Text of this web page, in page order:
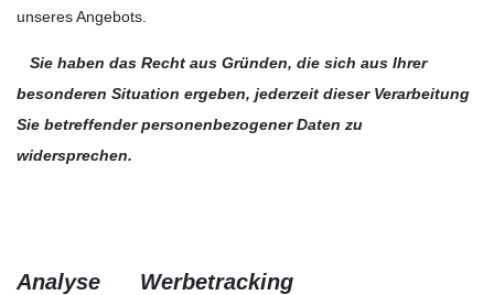
unseres Angebots.
Sie haben das Recht aus Gründen, die sich aus Ihrer
besonderen Situation ergeben, jederzeit dieser Verarbeitung
Sie betreffender personenbezogener Daten zu
widersprechen.
Analyse Werbetracking